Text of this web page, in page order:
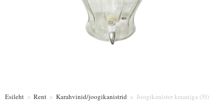
Esileht > Rent > Karahvinid/joogikanistrid > Joogikanister kraaniga (5l)